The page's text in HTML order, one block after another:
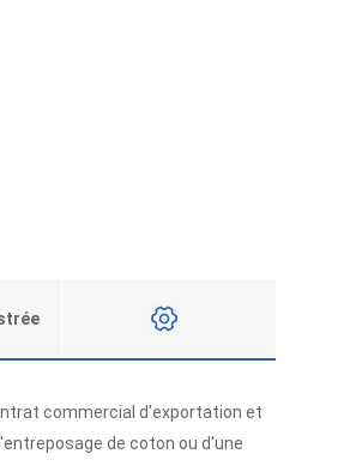
commercial d'exportation et
de coton ou d'une